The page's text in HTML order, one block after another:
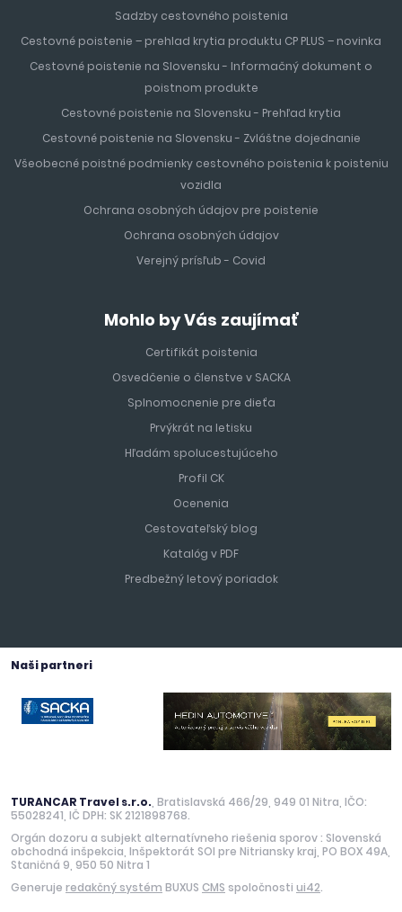
Sadzby cestovného poistenia
Cestovné poistenie – prehlad krytia produktu CP PLUS – novinka
Cestovné poistenie na Slovensku - Informačný dokument o
poistnom produkte
Cestovné poistenie na Slovensku - Prehľad krytia
Cestovné poistenie na Slovensku - Zvláštne dojednanie
Všeobecné poistné podmienky cestovného poistenia k poisteniu
vozidla
Ochrana osobných údajov pre poistenie
Ochrana osobných údajov
Verejný prísľub - Covid
Mohlo by Vás zaujímať
Certifikát poistenia
Osvedčenie o členstve v SACKA
Splnomocnenie pre dieťa
Prvýkrát na letisku
Hľadám spolucestujúceho
Profil CK
Ocenenia
Cestovateľský blog
Katalóg v PDF
Predbežný letový poriadok
Naši partneri
TURANCAR Travel s.r.o. , Bratislavská 466/29, 949 01 Nitra, IČO:
55028241, IČ DPH: SK 2121898768.
Orgán dozoru a subjekt alternatívneho riešenia sporov : Slovenská
obchodná inšpekcia, Inšpektorát SOI pre Nitriansky kraj, PO BOX 49A,
Staničná 9, 950 50 Nitra 1
Generuje redakčný systém BUXUS CMS spoločnosti ui42.